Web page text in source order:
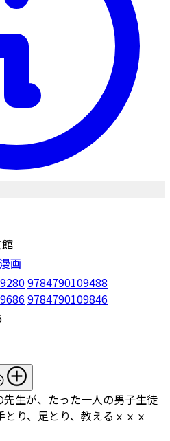
画
9784790109488
9784790109846
先生が、たった一人の男子生徒
り、足とり、教えるｘｘｘ